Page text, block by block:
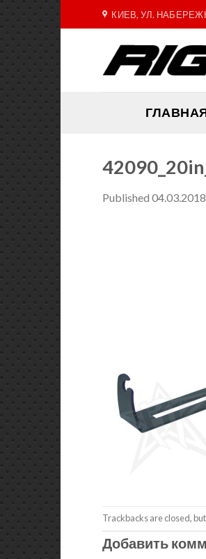
to
КИЕВ, УЛ.
Published 04.03.2018
Trackbacks are closed,
Добавить